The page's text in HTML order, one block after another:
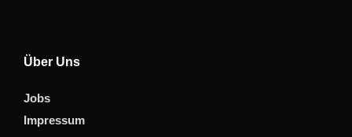
Über Uns
Jobs
Impressum